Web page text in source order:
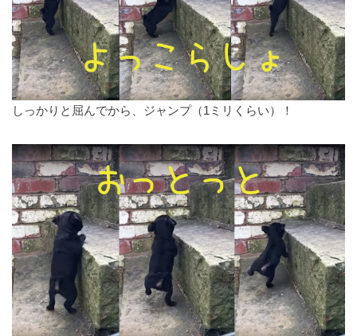
しっかりと屈んでから、ジャンプ（1ミリくらい）！